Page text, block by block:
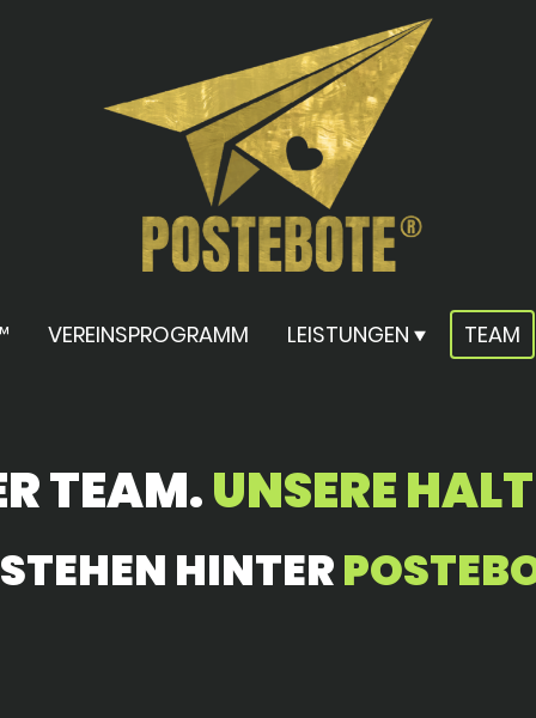
VEREINSPROGRAMM LEISTUNGEN TEAM
TEAM.UNSERE
HINTER